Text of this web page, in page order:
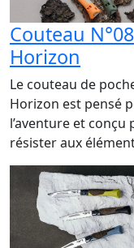
Couteau N°08
Horizon
Le couteau de
Horizon est pensé
l’aventure et conçu
résister aux